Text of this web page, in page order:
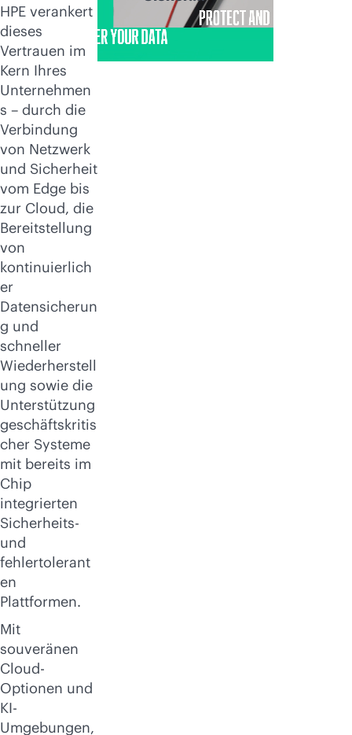
HPE verankert
dieses
Vertrauen im
Kern Ihres
Unternehmen
s – durch die
Verbindung
von Netzwerk
und Sicherheit
vom Edge bis
zur Cloud, die
Bereitstellung
von
kontinuierlich
er
Datensicherun
g und
schneller
Wiederherstell
ung sowie die
Unterstützung
geschäftskritis
cher Systeme
mit bereits im
Chip
integrierten
Sicherheits-
und
fehlertolerant
en
Plattformen.
Mit
souveränen
Cloud-
Optionen und
KI-
Umgebungen,
Wiederherstellen.
Erfolg haben.